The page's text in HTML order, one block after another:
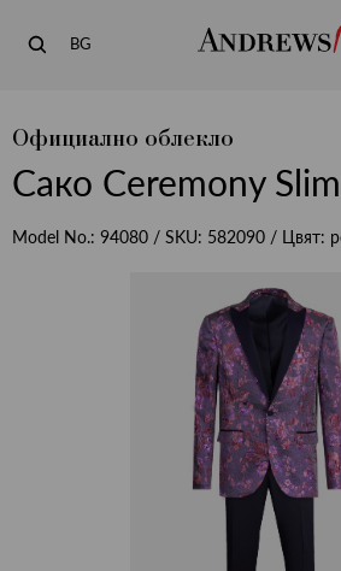
BG
Официално облекло
Сако Ceremony Slim
Model No.: 94080 / SKU: 582090 / Цвят: